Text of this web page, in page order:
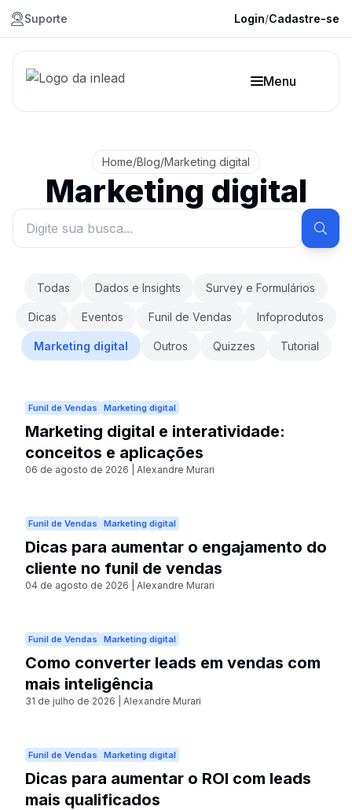
Suporte Login/Cadastre-se
Menu
Home/Blog/Marketing digital
Marketing digital
Todas Dados e Insights Survey e Formulários
Dicas Eventos Funil de Vendas Infoprodutos
Marketing digital Outros Quizzes Tutorial
Funil de Vendas Marketing digital
Marketing digital e interatividade:
conceitos e aplicações
06 de agosto de 2026 Alexandre Murari
Funil de Vendas Marketing digital
Dicas para aumentar o engajamento do
cliente no funil de vendas
04 de agosto de 2026 Alexandre Murari
Funil de Vendas Marketing digital
Como converter leads em vendas com
mais inteligência
31 de julho de 2026 Alexandre Murari
Funil de Vendas Marketing digital
Dicas para aumentar o ROI com leads
mais qualificados